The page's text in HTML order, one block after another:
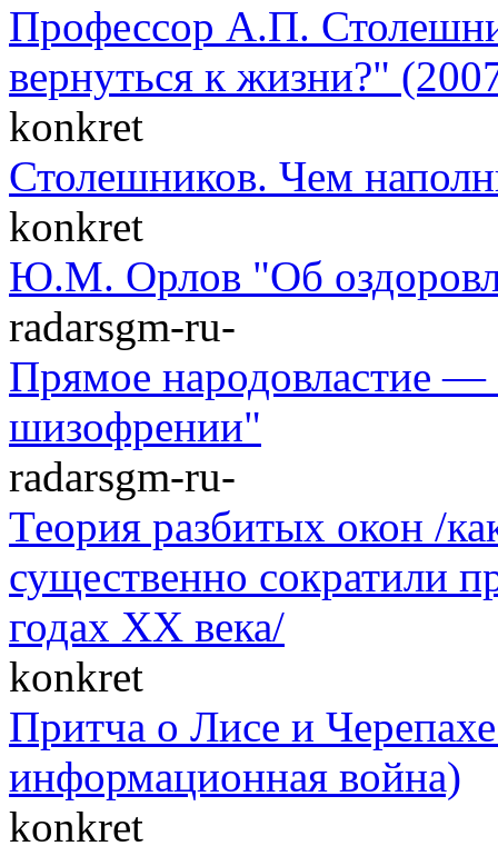
Профессор А.П.
вернуться к жизни?"
konkret
Столешников. Чем
konkret
Ю.М. Орлов "Об
radarsgm-ru-
Прямое народовластие —
шизофрении"
radarsgm-ru-
Теория разбитых окон /
существенно сократили
годах XX века/
konkret
Притча о Лисе и
информационная война)
konkret